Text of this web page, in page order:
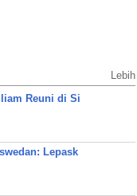
Lebih
Reuni di Si
Lepask